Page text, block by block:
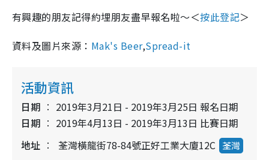
有興趣的朋友記得約埋朋友盡早報名啦～＜按此登記＞
資料及圖片來源： Mak's Beer,Spread-it
活動資訊
日期
2019年3月21日 - 2019年3月25日 報名日期
日期
2019年4月13日 - 2019年3月13日 比賽日期
地址
荃灣橫龍街78-84號正好工業大廈12C 荃灣